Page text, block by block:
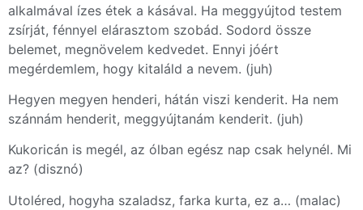
alkalmával ízes étek a kásával. Ha meggyújtod testem
zsírját, fénnyel elárasztom szobád. Sodord össze
belemet, megnövelem kedvedet. Ennyi jóért
megérdemlem, hogy kitaláld a nevem. (juh)
Hegyen megyen henderi, hátán viszi kenderit. Ha nem
szánnám henderit, meggyújtanám kenderit. (juh)
Kukoricán is megél, az ólban egész nap csak helynél. Mi
az? (disznó)
Utoléred, hogyha szaladsz, farka kurta, ez a… (malac)